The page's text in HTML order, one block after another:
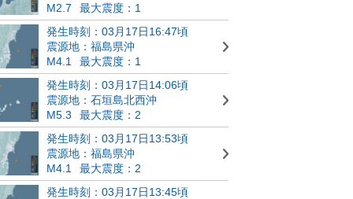
M2.7
最大震度：1
発生時刻：03月17日16:47頃
震源地：福島県沖
M4.1
最大震度：1
発生時刻：03月17日14:06頃
震源地：石垣島北西沖
M5.3
最大震度：2
発生時刻：03月17日13:53頃
震源地：福島県沖
M4.1
最大震度：2
発生時刻：03月17日13:45頃